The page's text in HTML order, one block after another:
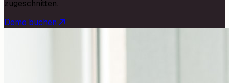
zugeschnitten.
Demo buchen